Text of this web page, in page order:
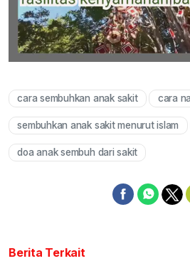
cara sembuhkan anak sakit cara
sembuhkan anak sakit menurut islam
doa anak sembuh dari sakit
Berita Terkait